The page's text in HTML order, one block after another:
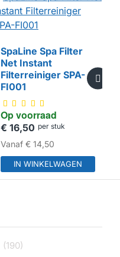
Op voorraad
SpaLine Spa Filter
Net Instant
Filterreiniger SPA-
FI001
€ 16,50 per stuk
Vanaf€ 14,50
IN WINKELWAGEN
(190)